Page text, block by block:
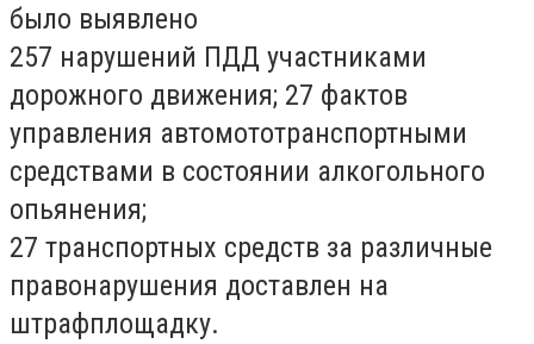
было выявлено
257 нарушений ПДД участниками
дорожного движения; 27 фактов
управления автомототранспортными
средствами в состоянии алкогольного
опьянения;
27 транспортных средств за различные
правонарушения доставлен на
штрафплощадку.